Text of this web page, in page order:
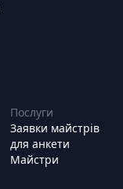
Послуги
Заявки майстрів
для анкети
Майстри